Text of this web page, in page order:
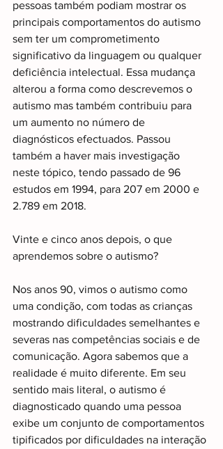
pessoas também podiam mostrar os
principais comportamentos do autismo
sem ter um comprometimento
significativo da linguagem ou qualquer
deficiência intelectual. Essa mudança
alterou a forma como descrevemos o
autismo mas também contribuiu para
um aumento no número de
diagnósticos efectuados. Passou
também a haver mais investigação
neste tópico, tendo passado de 96
estudos em 1994, para 207 em 2000 e
2.789 em 2018.
Vinte e cinco anos depois, o que
aprendemos sobre o autismo?
Nos anos 90, vimos o autismo como
uma condição, com todas as crianças
mostrando dificuldades semelhantes e
severas nas competências sociais e de
comunicação. Agora sabemos que a
realidade é muito diferente. Em seu
sentido mais literal, o autismo é
diagnosticado quando uma pessoa
exibe um conjunto de comportamentos
tipificados por dificuldades na interação